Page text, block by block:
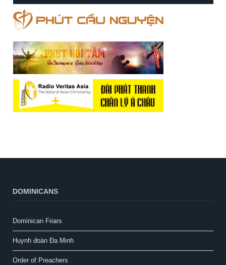
DOMINICANS
Dominican Friars
Huynh đoàn Đa Minh
Order of Preachers